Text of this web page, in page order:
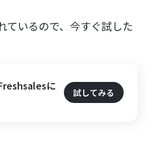
ているので、今すぐ試した
に
試してみる